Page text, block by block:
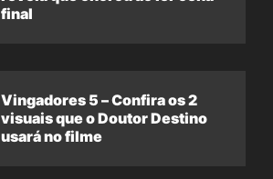
final
Vingadores 5 – Confira os 2
visuais que o Doutor Destino
usará no filme